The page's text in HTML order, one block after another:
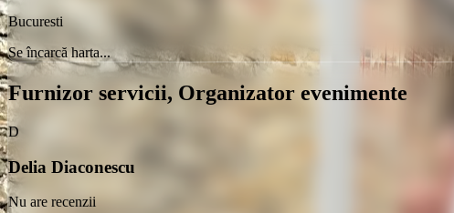
Bucuresti
Se încarcă harta...
Furnizor servicii, Organizator evenimente
D
Delia Diaconescu
Nu are recenzii